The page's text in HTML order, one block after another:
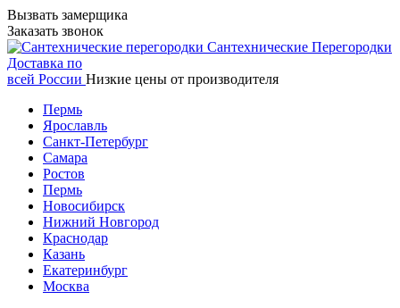
Вызвать замерщика
Заказать звонок
Сантехнические Перегородки
Доставка по
всей России Низкие цены от производителя
Пермь
Ярославль
Санкт-Петербург
Самара
Ростов
Пермь
Новосибирск
Нижний Новгород
Краснодар
Казань
Екатеринбург
Москва